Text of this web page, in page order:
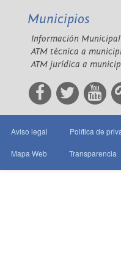
Municipios
Información Municipal
ATM técnica a
ATM jurídica a
Aviso legal Política de
Mapa Web Transparencia